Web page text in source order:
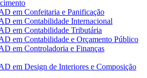
em Confeitaria e Panificação
em Contabilidade Internacional
em Contabilidade Tributária
em Contabilidade e Orçamento Público
em Controladoria e Finanças
em Design de Interiores e Composição